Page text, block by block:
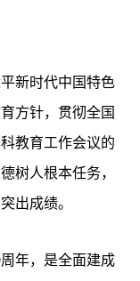
新时代中国特色
方针，贯彻全国
教育工作会议的
树人根本任务，
出成绩。
周年，是全面建成